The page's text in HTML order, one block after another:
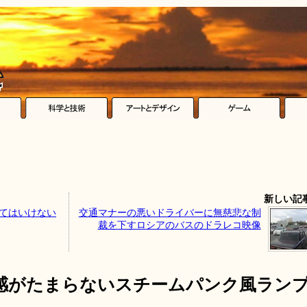
はいけない
新しい記
交通マナーの悪いドライバーに無慈悲な制
裁を下すロシアのバスのドラレコ映像
がたまらないスチームパンク風ラン